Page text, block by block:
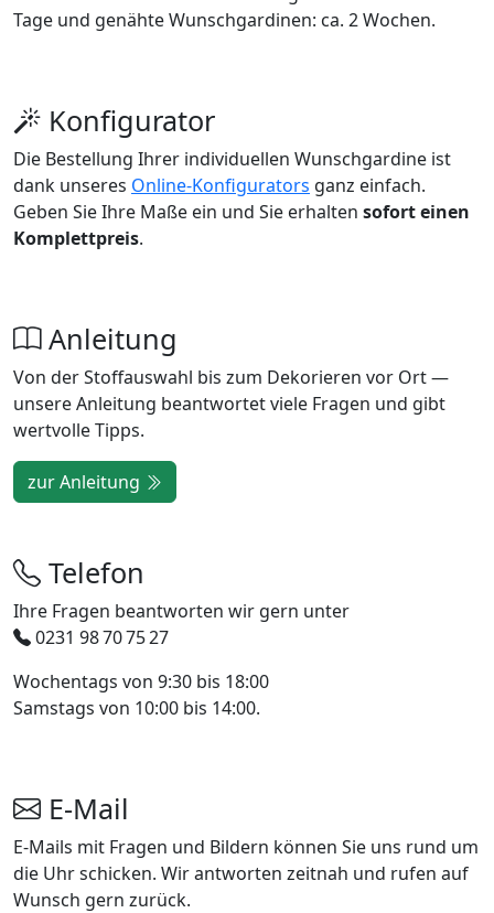
Tage und genähte Wunschgardinen: ca. 2 Wochen.
Konfigurator
Die Bestellung Ihrer individuellen Wunschgardine ist
dank unseres Online-Konfigurators ganz einfach.
Geben Sie Ihre Maße ein und Sie erhalten sofort einen
Komplettpreis.
Anleitung
Von der Stoffauswahl bis zum Dekorieren vor Ort —
unsere Anleitung beantwortet viele Fragen und gibt
wertvolle Tipps.
zur Anleitung
Telefon
Ihre Fragen beantworten wir gern unter
0231 98 70 75 27
Wochentags von 9:30 bis 18:00
Samstags von 10:00 bis 14:00.
E-Mail
E-Mails mit Fragen und Bildern können Sie uns rund um
die Uhr schicken. Wir antworten zeitnah und rufen auf
Wunsch gern zurück.